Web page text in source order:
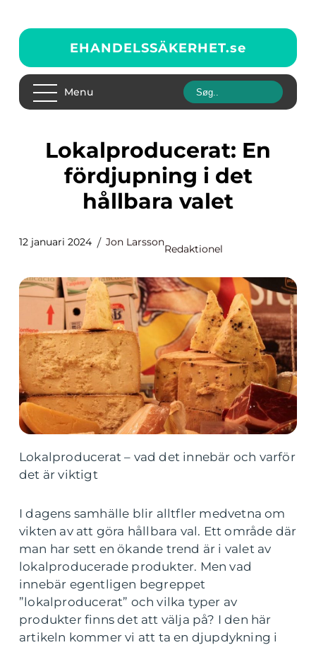
EHANDELSSÄKERHET.se
Menu
Lokalproducerat: En
fördjupning i det
hållbara valet
12 januari 2024 Jon Larsson
Redaktionel
Lokalproducerat – vad det innebär och varför
det är viktigt
I dagens samhälle blir alltfler medvetna om
vikten av att göra hållbara val. Ett område där
man har sett en ökande trend är i valet av
lokalproducerade produkter. Men vad
innebär egentligen begreppet
”lokalproducerat” och vilka typer av
produkter finns det att välja på? I den här
artikeln kommer vi att ta en djupdykning i